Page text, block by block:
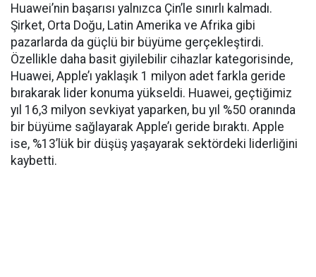
Huawei’nin başarısı yalnızca Çin’le sınırlı kalmadı.
Şirket, Orta Doğu, Latin Amerika ve Afrika gibi
pazarlarda da güçlü bir büyüme gerçekleştirdi.
Özellikle daha basit giyilebilir cihazlar kategorisinde,
Huawei, Apple’ı yaklaşık 1 milyon adet farkla geride
bırakarak lider konuma yükseldi. Huawei, geçtiğimiz
yıl 16,3 milyon sevkiyat yaparken, bu yıl %50 oranında
bir büyüme sağlayarak Apple’ı geride bıraktı. Apple
ise, %13’lük bir düşüş yaşayarak sektördeki liderliğini
kaybetti.